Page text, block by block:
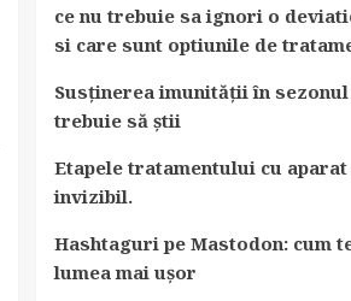
ce nu trebuie sa ignori o
si care sunt optiunile de
Susținerea imunității în sezonul
trebuie să știi
Etapele tratamentului cu
invizibil.
Hashtaguri pe Mastodon: cum
lumea mai ușor